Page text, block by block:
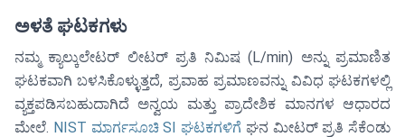
\text{
min}}
= 5
\text{
L/min}
ಅಳತೆ ಘಟಕಗಳು
ನಮ್ಮ ಕ್ಯಾಲ್ಕುಲೇಟರ್ ಲೀಟರ್ ಪ್ರತಿ ನಿಮಿಷ (L/min) ಅನ್ನು ಪ್ರಮಾಣಿತ
ಘಟಕವಾಗಿ ಬಳಸಿಕೊಳ್ಳುತ್ತದೆ, ಪ್ರವಾಹ ಪ್ರಮಾಣವನ್ನು ವಿವಿಧ ಘಟಕಗಳಲ್ಲಿ
ವ್ಯಕ್ತಪಡಿಸಬಹುದಾಗಿದೆ ಅನ್ವಯ ಮತ್ತು ಪ್ರಾದೇಶಿಕ ಮಾನಗಳ ಆಧಾರದ
ಮೇಲೆ. NIST ಮಾರ್ಗಸೂಚಿ SI ಘಟಕಗಳಿಗೆ ಘನ ಮೀಟರ್ ಪ್ರತಿ ಸೆಕೆಂಡು